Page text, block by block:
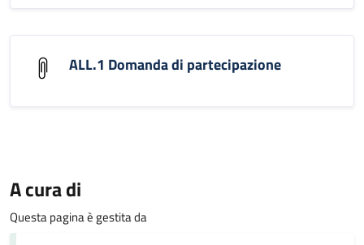
ALL.1 Domanda di partecipazione
A cura di
Questa pagina è gestita da